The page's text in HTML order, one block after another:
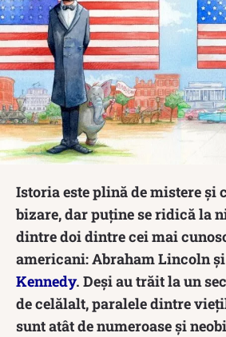
Istoria este plină de mistere și
bizare, dar puține se ridică la
dintre doi dintre cei mai
americani: Abraham Lincoln
Kennedy. Deși au trăit la un
de celălalt, paralele dintre
sunt atât de numeroase și